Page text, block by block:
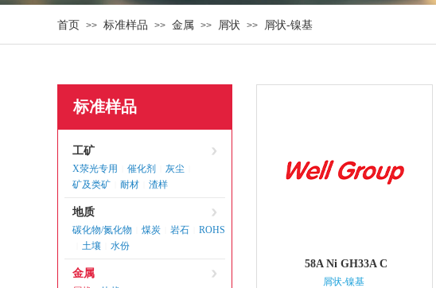
首页 >> 标准样品 >> 金属 >> 屑状 >> 屑状-镍基
58A Ni GH33A C
屑状-镍基
标准样品
工矿
X荥光专用 催化剂 灰尘
矿及类矿 耐材 渣样
地质
碳化物/氮化物 煤炭 岩石 ROHS
土壤 水份
金属